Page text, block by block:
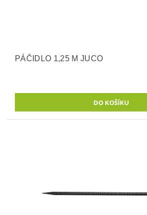
PÁČIDLO 1,25 M JUCO